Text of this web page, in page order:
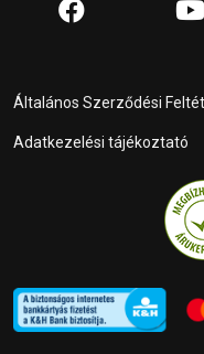
Általános Szerződési
Adatkezelési tájékoztató